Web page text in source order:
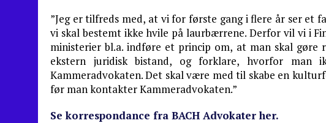
”Jeg er tilfreds med, at vi for første gang i flere år ser et
vi skal bestemt ikke hvile på laurbærrene. Derfor vil vi i
ministerier bl.a. indføre et princip om, at man skal
ekstern juridisk bistand, og forklare, hvorfor man
Kammeradvokaten. Det skal være med til skabe en
før man kontakter Kammeradvokaten.”
Se korrespondance fra BACH Advokater her.